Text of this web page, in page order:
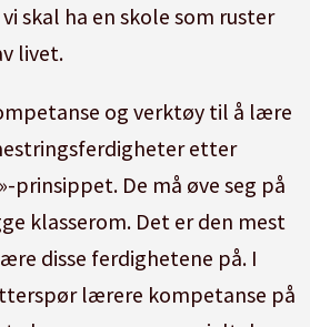
skal ha en skole som ruster
livet.
og verktøy til å lære
etter
prinsippet. De må øve seg på
klasserom. Det er den mest
disse ferdighetene på. I
lærere kompetanse på